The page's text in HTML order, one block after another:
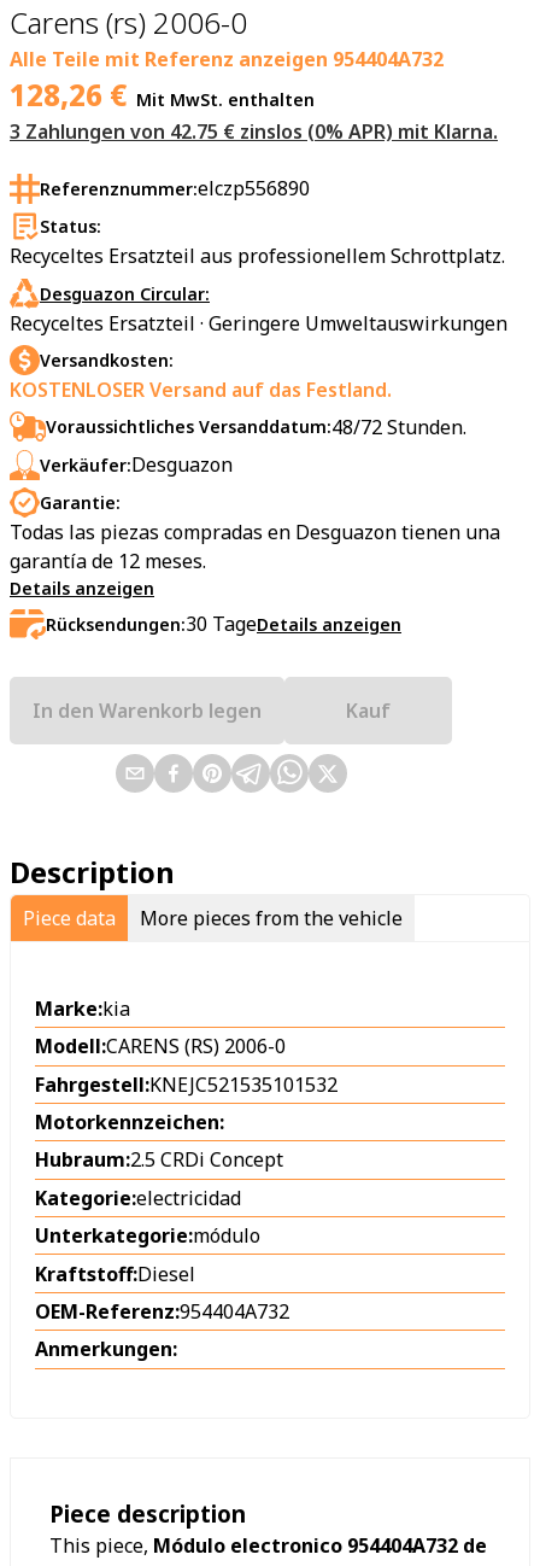
Carens (rs) 2006-0
Alle Teile mit Referenz anzeigen 954404A732
128,26 € Mit MwSt. enthalten
3 Zahlungen von 42.75 € zinslos (0% APR) mit Klarna.
Referenznummer:elczp556890
Status:
Recyceltes Ersatzteil aus professionellem Schrottplatz.
Desguazon Circular:
Recyceltes Ersatzteil · Geringere Umweltauswirkungen
Versandkosten:
KOSTENLOSER Versand auf das Festland.
Voraussichtliches Versanddatum:48/72 Stunden.
Verkäufer:Desguazon
Garantie:
Todas las piezas compradas en Desguazon tienen una
garantía de 12 meses.
Details anzeigen
Rücksendungen:30 TageDetails anzeigen
In den Warenkorb legen Kauf
Description
Piece data More pieces from the vehicle
Marke:kia
Modell:CARENS (RS) 2006-0
Fahrgestell:KNEJC521535101532
Motorkennzeichen:
Hubraum:2.5 CRDi Concept
Kategorie:electricidad
Unterkategorie:módulo
Kraftstoff:Diesel
OEM-Referenz:954404A732
Anmerkungen:
Piece description
This piece, Módulo electronico 954404A732 de